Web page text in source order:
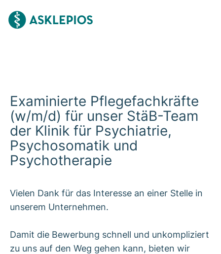
Examinierte Pflegefachkräfte
(w/m/d) für unser StäB-Team
der Klinik für Psychiatrie,
Psychosomatik und
Psychotherapie
Vielen Dank für das Interesse an einer Stelle in
unserem Unternehmen.
Damit die Bewerbung schnell und unkompliziert
zu uns auf den Weg gehen kann, bieten wir